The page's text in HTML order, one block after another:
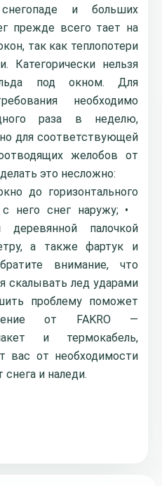
и больших
прежде всего тает на
так как теплопотери
нельзя
льда под окном. Для
необходимо
раза в неделю,
для соответствующей
желобов от
это ­несложно:
до горизонтального
снег наружу;•
палочкой
а также фартук и
внимание, что
скалывать лед ударами
проблему поможет
от FAKRO —
и термокабель,
вас от необходимости
снега и наледи.